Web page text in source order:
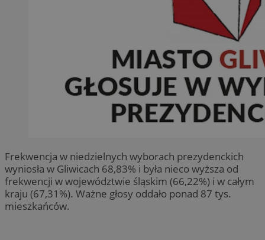
Frekwencja w niedzielnych wyborach prezydenckich
wyniosła w Gliwicach 68,83% i była nieco wyższa od
frekwencji w województwie śląskim (66,22%) i w całym
kraju (67,31%). Ważne głosy oddało ponad 87 tys.
mieszkańców.